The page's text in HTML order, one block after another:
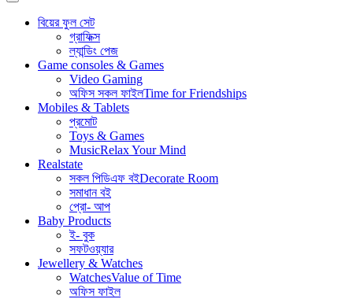
বিয়ের ফুল সেট
গ্রাফিক্স
ল্যান্ডিং পেজ
Game consoles & Games
Video Gaming
অফিস সকল ফাইলTime for Friendships
Mobiles & Tablets
প্রমোট
Toys & Games
MusicRelax Your Mind
Realstate
সকল পিডিএফ বইDecorate Room
সমাধান বই
প্রো- আপ
Baby Products
ই- বুক
সফটওয়্যার
Jewellery & Watches
WatchesValue of Time
অফিস ফাইল